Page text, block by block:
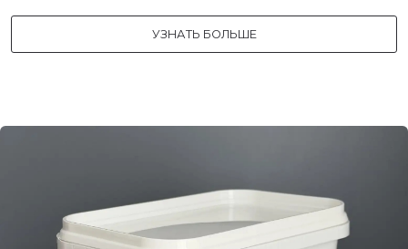
УЗНАТЬ БОЛЬШЕ